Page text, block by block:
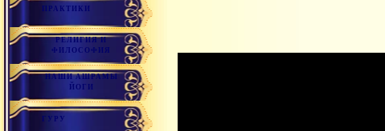
ПРАКТИКИ
РЕЛИГИЯ И
ФИЛОСОФИЯ
НАШИ АШРАМЫ
ЙОГИ
ГУРУ